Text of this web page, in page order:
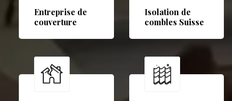
Entreprise de
couverture
Isolation de
combles Suisse